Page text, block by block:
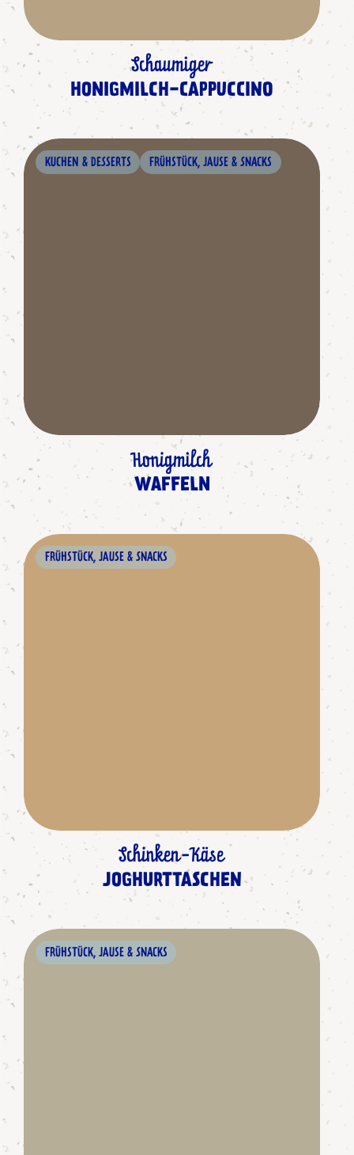
Schaumiger
HONIGMILCH-CAPPUCCINO
KUCHEN & DESSERTS FRÜHSTÜCK, JAUSE & SNACKS
Honigmilch
WAFFELN
FRÜHSTÜCK, JAUSE & SNACKS
Schinken-Käse
JOGHURTTASCHEN
FRÜHSTÜCK, JAUSE & SNACKS